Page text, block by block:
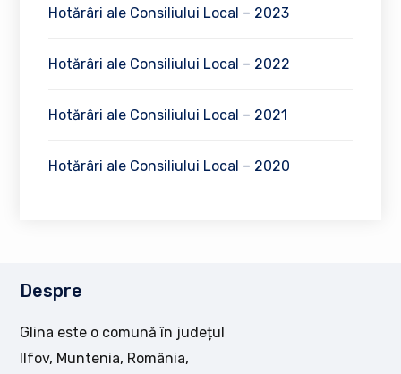
Hotărâri ale Consiliului Local – 2023
Hotărâri ale Consiliului Local – 2022
Hotărâri ale Consiliului Local – 2021
Hotărâri ale Consiliului Local – 2020
Despre
Glina este o comună în județul
Ilfov, Muntenia, România,